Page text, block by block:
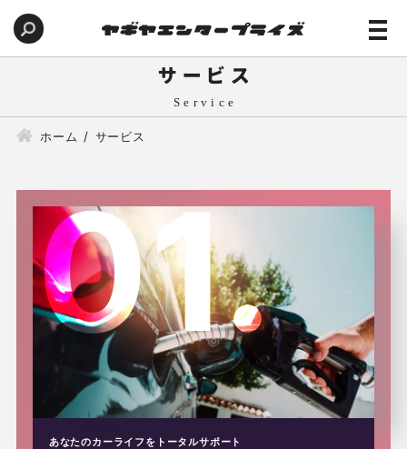
サービス
ホーム サービス
あなたのカーライフをトータルサポート